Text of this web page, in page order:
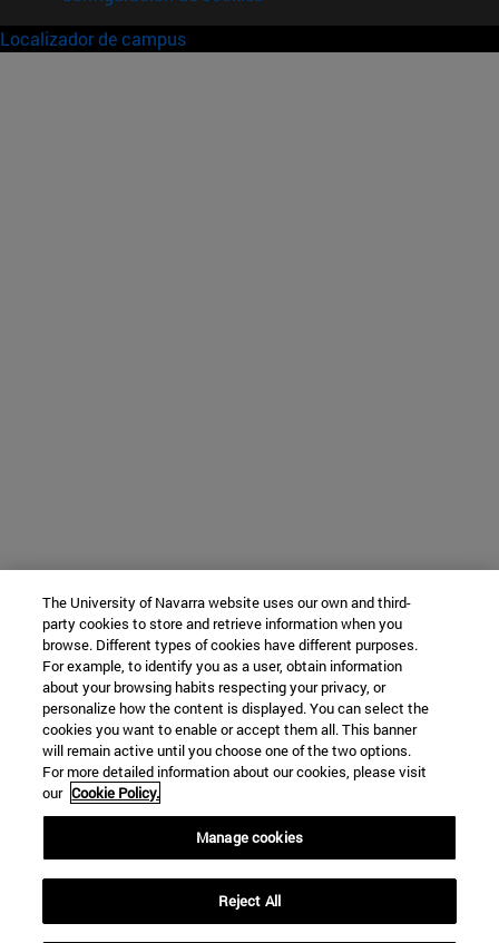
Localizador de campus
The University of Navarra website uses our own and third-
party cookies to store and retrieve information when you
browse. Different types of cookies have different purposes.
For example, to identify you as a user, obtain information
about your browsing habits respecting your privacy, or
personalize how the content is displayed. You can select the
cookies you want to enable or accept them all. This banner
will remain active until you choose one of the two options.
For more detailed information about our cookies, please visit
our Cookie Policy.
Manage cookies
Reject All